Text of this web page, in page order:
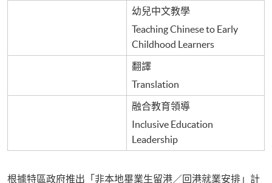
幼兒中文教學
Teaching Chinese to Early
Childhood Learners
翻譯
Translation
融合教育領導
Inclusive Education
Leadership
根據特區政府推出「非本地畢業生留港／回港就業安排」計